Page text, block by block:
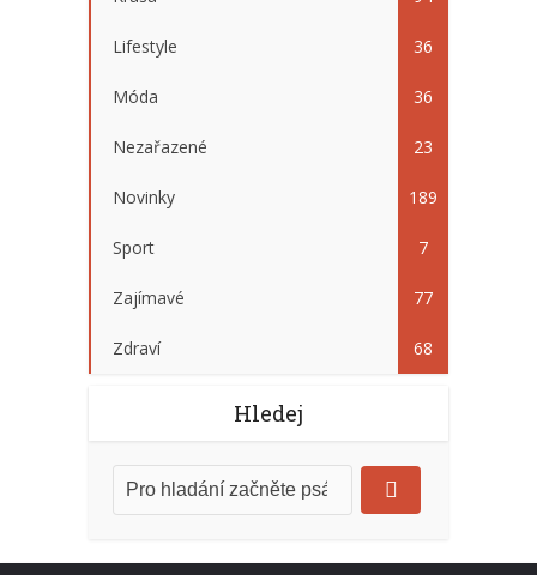
Lifestyle 36
Móda 36
Nezařazené 23
Novinky 189
Sport 7
Zajímavé 77
Zdraví 68
Hledej